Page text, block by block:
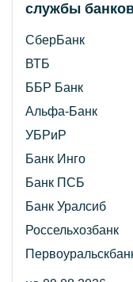
службы
СберБанк
ВТБ
ББР Банк
Альфа-Банк
УБРиР
Банк Инго
Банк ПСБ
Банк Уралсиб
Россельхозбанк